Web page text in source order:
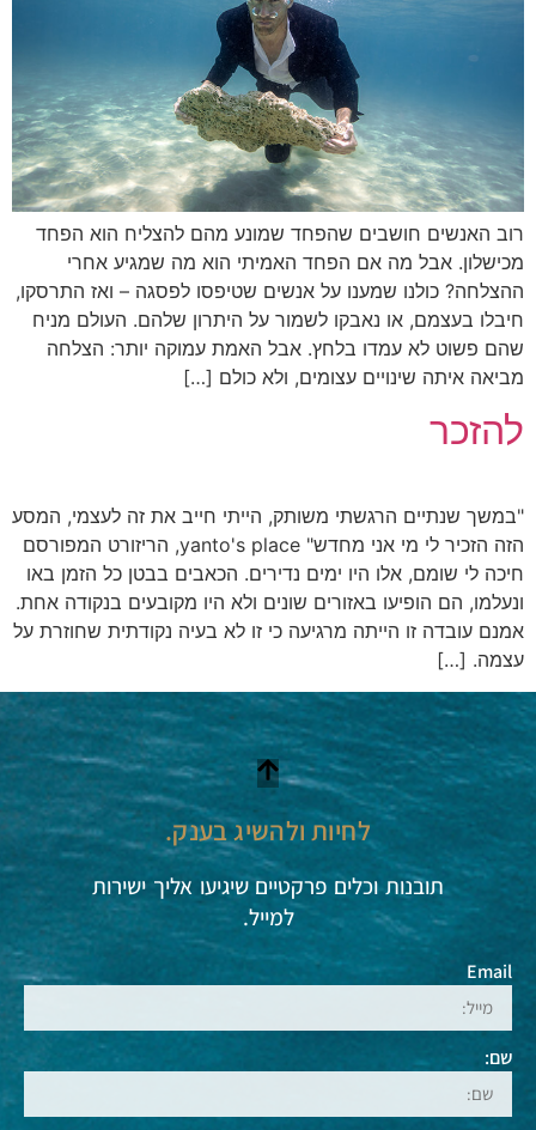
האנשים חושבים שהפחד שמונע מהם להצליח הוא הפחד
אבל מה אם הפחד האמיתי הוא מה שמגיע אחרי
כולנו שמענו על אנשים שטיפסו לפסגה – ואז התרסקו,
בעצמם, או נאבקו לשמור על היתרון שלהם. העולם מניח
פשוט לא עמדו בלחץ. אבל האמת עמוקה יותר: הצלחה
איתה שינויים עצומים, ולא כולם […]
שנתיים הרגשתי משותק, הייתי חייב את זה לעצמי, המסע
הזה הזכיר לי מי אני מחדש" yanto's place, הריזורט המפורסם
לי שומם, אלו היו ימים נדירים. הכאבים בבטן כל הזמן באו
הם הופיעו באזורים שונים ולא היו מקובעים בנקודה אחת.
עובדה זו הייתה מרגיעה כי זו לא בעיה נקודתית שחוזרת על
[…]
לחיות ולהשיג בענק.
תובנות וכלים פרקטיים שיגיעו אליך ישירות
למייל.
Email
שם: